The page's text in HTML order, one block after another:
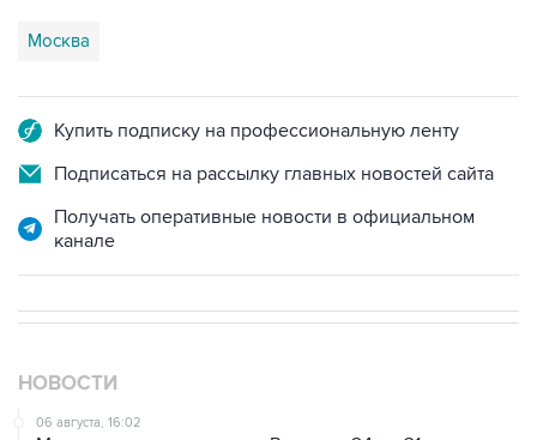
Москва
Купить подписку на профессиональную ленту
Подписаться на рассылку главных новостей сайта
Получать оперативные новости в официальном
канале
НОВОСТИ
06 августа, 16:02